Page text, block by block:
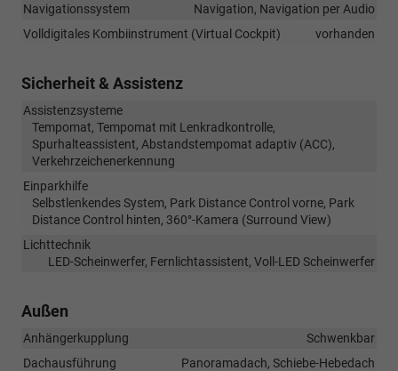
Navigationssystem
Navigation, Navigation per Audio
Volldigitales Kombiinstrument (Virtual Cockpit)
vorhanden
Sicherheit & Assistenz
Assistenzsysteme
Tempomat, Tempomat mit Lenkradkontrolle,
Spurhalteassistent, Abstandstempomat adaptiv (ACC),
Verkehrzeichenerkennung
Einparkhilfe
Selbstlenkendes System, Park Distance Control vorne, Park
Distance Control hinten, 360°-Kamera (Surround View)
Lichttechnik
LED-Scheinwerfer, Fernlichtassistent, Voll-LED Scheinwerfer
Außen
Anhängerkupplung
Schwenkbar
Dachausführung
Panoramadach, Schiebe-Hebedach